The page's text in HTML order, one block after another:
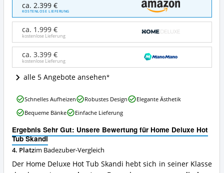
Deluxe
Hot
Tub
Skandi
Angebote:
dieser
Badezuber
ca. 2.399 €
KOSTENLOSE LIEFERUNG
ca. 1.999 €
kostenlose Lieferung
ca. 3.399 €
kostenlose Lieferung
alle 5 Angebote ansehen
Ergebnis Sehr Gut: Unsere Bewertung für Home Deluxe Hot
Tub Skandi
4. Platzim Badezuber-Vergleich
Der Home Deluxe Hot Tub Skandi hebt sich in seiner Klasse
Home
Deluxe
Hot
Skandi
Vorteile:
Was
spricht
für
Schnelles Aufheizen Robustes Design
Elegante Ästhetik
Bequeme Bänke
Einfache Lieferung